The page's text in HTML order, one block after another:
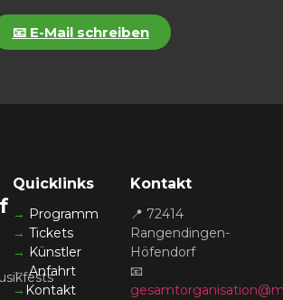
📧 E-Mail schreiben
Quicklinks
→ Programm
→ Tickets
→ Künstler
→ Anfahrt
→ Kontakt
Kontakt
📍 72414
Rangendingen-
Höfendorf
📧